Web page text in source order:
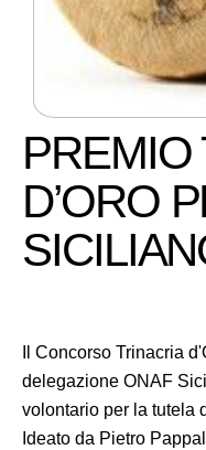
PREMIO
D’ORO
Il Concorso Trinacria
delegazione ONAF
volontario per la tutela
Ideato da Pietro